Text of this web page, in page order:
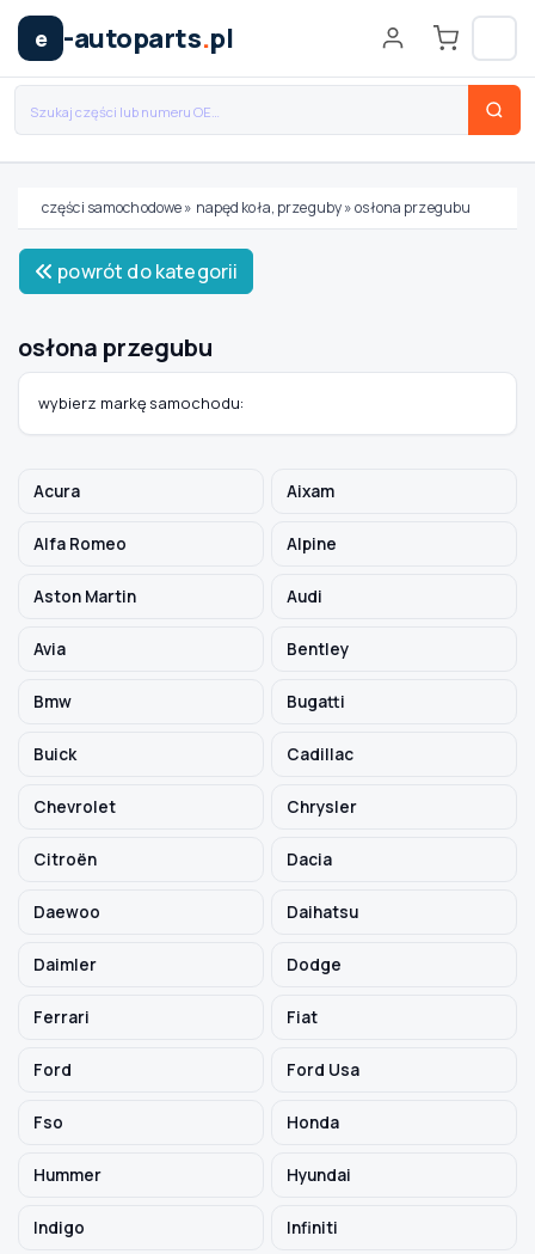
e -autoparts.pl
Wybierz swój pojazd
MODEL
TYP / SILNIK
części samochodowe» napęd koła, przeguby»osłona przegubu
powrót do kategorii
osłona przegubu
wybierz markę samochodu:
Acura Aixam
Alfa Romeo Alpine
Aston Martin Audi
Avia Bentley
Bmw Bugatti
Buick Cadillac
Chevrolet Chrysler
Citroën Dacia
Daewoo Daihatsu
Daimler Dodge
Ferrari Fiat
Ford Ford Usa
Fso Honda
Hummer Hyundai
Indigo Infiniti